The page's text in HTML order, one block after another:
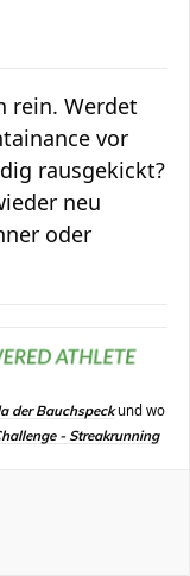
rein. Werdet
vor
rausgekickt?
neu
oder
der Bauchspeckund wo
- Streakrunning